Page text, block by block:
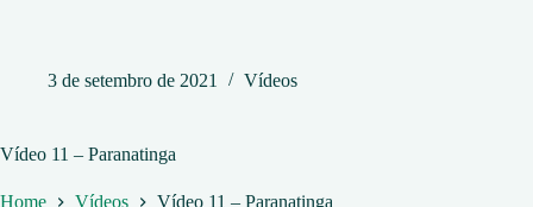
3 de setembro de 2021 Vídeos
Vídeo 11 – Paranatinga
Home Vídeos Vídeo 11 – Paranatinga